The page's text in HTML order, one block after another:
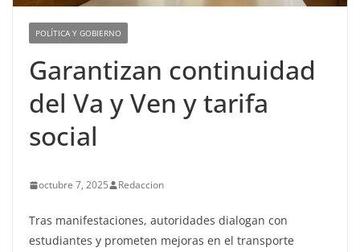
POLÍTICA Y GOBIERNO
Garantizan continuidad
del Va y Ven y tarifa
social
octubre 7, 2025 Redaccion
Tras manifestaciones, autoridades dialogan con
estudiantes y prometen mejoras en el transporte